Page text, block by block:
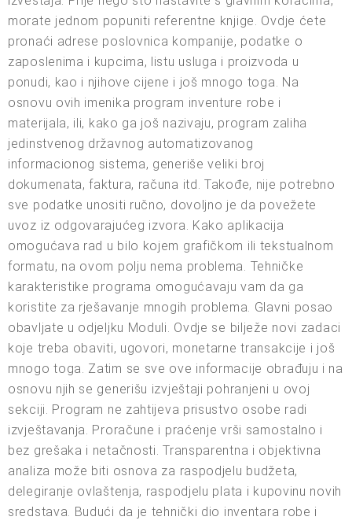
morate jednom popuniti referentne knjige. Ovdje ćete
pronaći adrese poslovnica kompanije, podatke o
zaposlenima i kupcima, listu usluga i proizvoda u
ponudi, kao i njihove cijene i još mnogo toga. Na
osnovu ovih imenika program inventure robe i
materijala, ili, kako ga još nazivaju, program zaliha
jedinstvenog državnog automatizovanog
informacionog sistema, generiše veliki broj
dokumenata, faktura, računa itd. Takođe, nije potrebno
sve podatke unositi ručno, dovoljno je da povežete
uvoz iz odgovarajućeg izvora. Kako aplikacija
omogućava rad u bilo kojem grafičkom ili tekstualnom
formatu, na ovom polju nema problema. Tehničke
karakteristike programa omogućavaju vam da ga
koristite za rješavanje mnogih problema. Glavni posao
obavljate u odjeljku Moduli. Ovdje se bilježe novi zadaci
koje treba obaviti, ugovori, monetarne transakcije i još
mnogo toga. Zatim se sve ove informacije obrađuju i na
osnovu njih se generišu izvještaji pohranjeni u ovoj
sekciji. Program ne zahtijeva prisustvo osobe radi
izvještavanja. Proračune i praćenje vrši samostalno i
bez grešaka i netačnosti. Transparentna i objektivna
analiza može biti osnova za raspodjelu budžeta,
delegiranje ovlaštenja, raspodjelu plata i kupovinu novih
sredstava. Budući da je tehnički dio inventara robe i